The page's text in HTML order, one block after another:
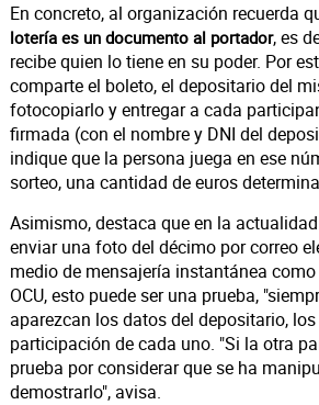
En concreto, al organización recuerda
lotería es un documento al portador, es
recibe quien lo tiene en su poder. Por
comparte el boleto, el depositario del
fotocopiarlo y entregar a cada
firmada (con el nombre y DNI del
indique que la persona juega en ese
sorteo, una cantidad de euros
Asimismo, destaca que en la
enviar una foto del décimo por correo
medio de mensajería instantánea como
OCU, esto puede ser una prueba,
aparezcan los datos del depositario,
participación de cada uno. "Si la otra
prueba por considerar que se ha
demostrarlo", avisa.